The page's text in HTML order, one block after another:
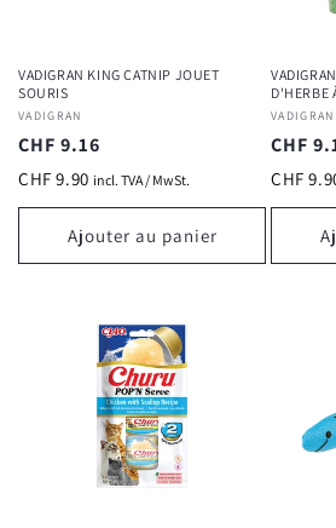
VADIGRAN KING CATNIP JOUET
SOURIS
Fournisseur :
VADIGRAN
Prix
habituel
CHF 9.16
CHF 9.90 incl. TVA / MwSt.
Ajouter au panier
D'HERBE
VADIGRAN
Prix
CHF
CHF